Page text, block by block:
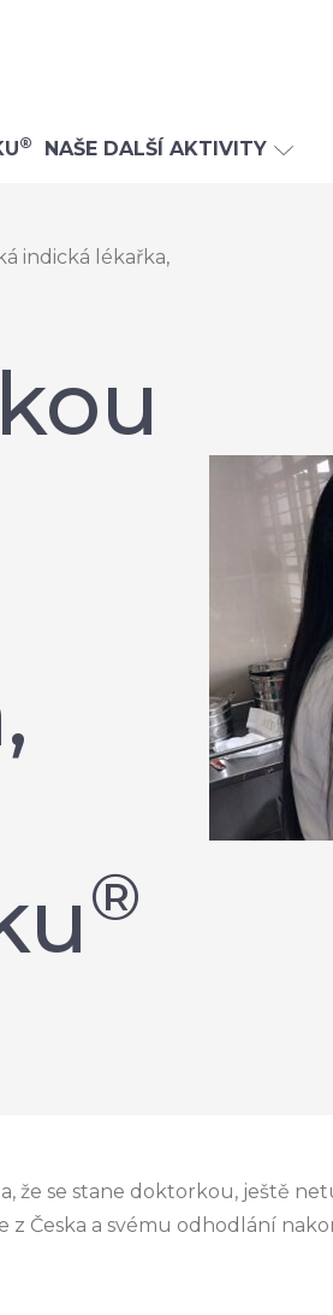
® NAŠE DALŠÍ AKTIVITY
indická lékařka,
®
že se stane doktorkou, ještě
Česka a svému odhodlání